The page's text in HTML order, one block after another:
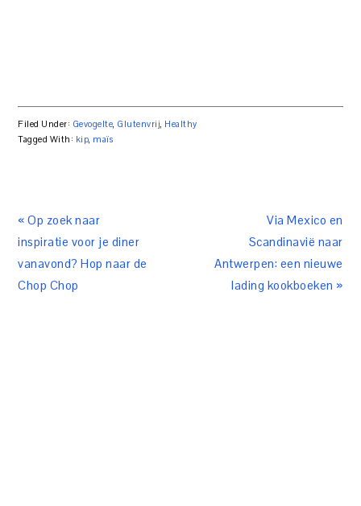
Filed Under: Gevogelte, Glutenvrij, Healthy
Tagged With: kip, maïs
« Op zoek naar
inspiratie voor je diner
vanavond? Hop naar de
Chop Chop
Via Mexico en
Scandinavië naar
Antwerpen: een nieuwe
lading kookboeken »